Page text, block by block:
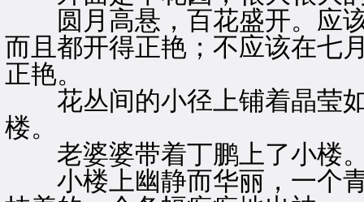
圆月高悬，百花盛开。应该
而且都开得正艳；不应该在七
正艳。
花丛间的小径上铺着晶莹如
楼。
老婆婆带着丁鹏上了小楼
小楼上幽静而华丽，一个青